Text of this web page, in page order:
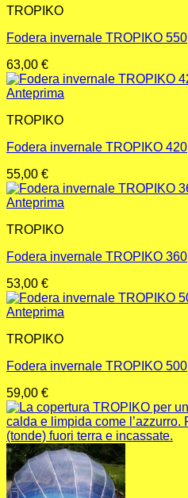
TROPIKO
Fodera invernale TROPIKO 550
63,00 €
Anteprima
TROPIKO
Fodera invernale TROPIKO 420
55,00 €
Anteprima
TROPIKO
Fodera invernale TROPIKO 360
53,00 €
Anteprima
TROPIKO
Fodera invernale TROPIKO 500
59,00 €